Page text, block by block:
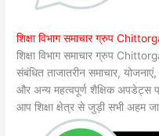
शिक्षा विभाग समाचार ग्रुप
शिक्षा विभाग समाचार ग्रुप
संबंधित ताजातरीन समाचार, योजनाएं,
और अन्य महत्वपूर्ण शैक्षिक अपडेट्स
आप शिक्षा क्षेत्र से जुड़ी सभी अहम